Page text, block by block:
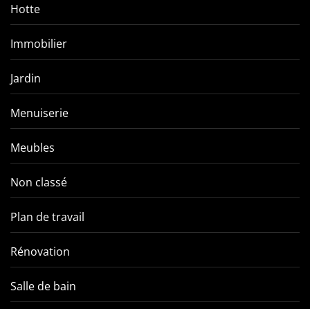
Hotte
Immobilier
Jardin
Menuiserie
Meubles
Non classé
Plan de travail
Rénovation
Salle de bain